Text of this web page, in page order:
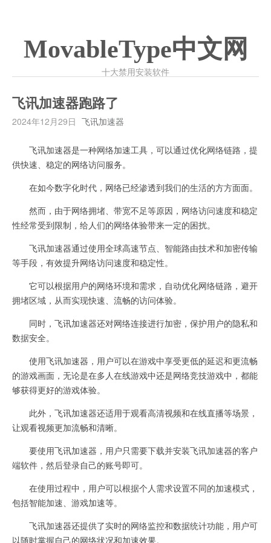
MovableType中文网
十大禁用安装软件
飞讯加速器跑路了
2024年12月29日 飞讯加速器
飞讯加速器是一种网络加速工具，可以通过优化网络链路，提
供快速、稳定的网络访问服务。
在如今数字化时代，网络已经渗透到我们的生活的方方面面。
然而，由于网络拥堵、带宽不足等原因，网络访问速度和稳定
性经常受到限制，给人们的网络体验带来一定的困扰。
飞讯加速器通过使用全球高速节点、智能路由技术和加密传输
等手段，有效提升网络访问速度和稳定性。
它可以根据用户的网络环境和需求，自动优化网络链路，避开
拥堵区域，从而实现快速、流畅的访问体验。
同时，飞讯加速器还对网络连接进行加密，保护用户的隐私和
数据安全。
使用飞讯加速器，用户可以在游戏中享受更低的延迟和更流畅
的游戏画面，无论是在多人在线游戏中还是网络竞技游戏中，都能
够获得更好的游戏体验。
此外，飞讯加速器还适用于观看高清视频和在线直播等场景，
让观看视频更加流畅和清晰。
要使用飞讯加速器，用户只需要下载并安装飞讯加速器的客户
端软件，然后登录自己的账号即可。
在使用过程中，用户可以根据个人需求设置不同的加速模式，
包括智能加速、游戏加速等。
飞讯加速器还提供了实时的网络监控和数据统计功能，用户可
以随时掌握自己的网络状况和加速效果。